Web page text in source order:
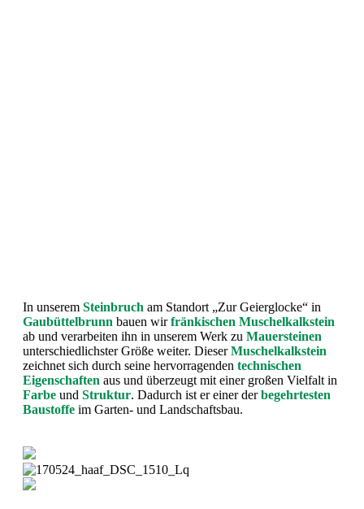
In unserem Steinbruch am Standort „Zur Geierglocke“ in
Gaubüttelbrunn bauen wirfränkischen Muschelkalkstein
ab und verarbeiten ihn in unserem Werk zu Mauersteinen
unterschiedlichster Größe weiter. DieserMuschelkalkstein
zeichnet sich durch seine hervorragenden technischen
Eigenschaften aus und überzeugt mit einer großen Vielfalt in
Farbe und Struktur. Dadurch ist er einer derbegehrtesten
Baustoffe im Garten- und Landschaftsbau.